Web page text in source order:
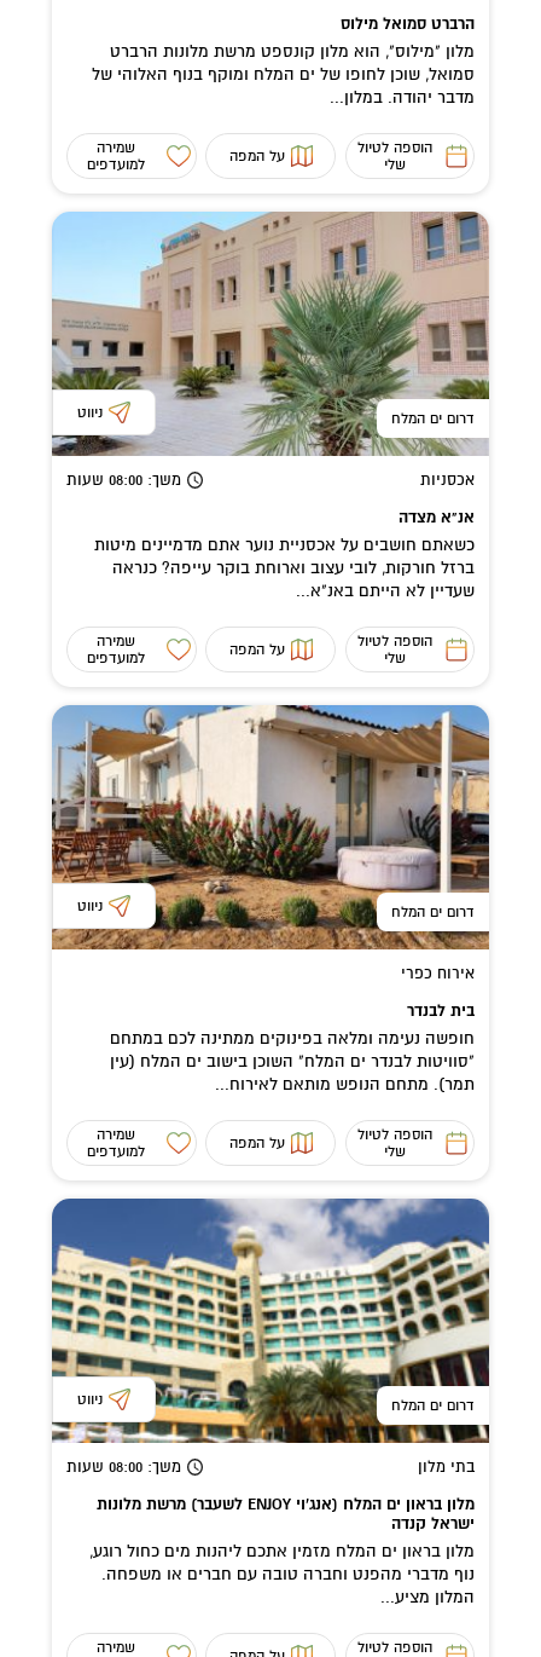
הרברט סמואל מילוס
מלון "מילוס", הוא מלון קונספט מרשת מלונות הרברט
סמואל, שוכן לחופו של ים המלח ומוקף בנוף האלוהי של
מדבר יהודה. במלון...
הוספה לטיול
שלי
על המפה
שמירה
למועדפים
דרום ים המלח ניווט
אכסניות משך: 08:00 שעות
אנ"א מצדה
כשאתם חושבים על אכסניית נוער אתם מדמיינים מיטות
ברזל חורקות, לובי עצוב וארוחת בוקר עייפה? כנראה
שעדיין לא הייתם באנ"א...
הוספה לטיול
שלי
על המפה
שמירה
למועדפים
דרום ים המלח ניווט
אירוח כפרי
בית לבנדר
חופשה נעימה ומלאה בפינוקים ממתינה לכם במתחם
"סוויטות לבנדר ים המלח" השוכן בישוב ים המלח (עין
תמר). מתחם הנופש מותאם לאירוח...
הוספה לטיול
שלי
על המפה
שמירה
למועדפים
דרום ים המלח ניווט
בתי מלון משך: 08:00 שעות
מלון בראון ים המלח (אנג'וי ENJOY לשעבר) מרשת מלונות
ישראל קנדה
מלון בראון ים המלח מזמין אתכם ליהנות מים כחול רוגע,
נוף מדברי מהפנט וחברה טובה עם חברים או משפחה.
המלון מציע...
הוספה לטיול
שמירה